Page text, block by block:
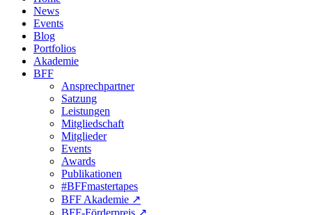
News
Events
Blog
Portfolios
Akademie
BFF
Ansprechpartner
Satzung
Leistungen
Mitgliedschaft
Mitglieder
Events
Awards
Publikationen
#BFFmastertapes
BFF Akademie ↗︎
BFF-Förderpreis ↗︎